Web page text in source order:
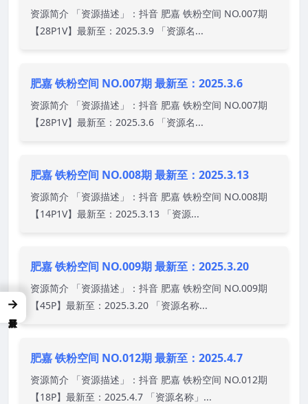
资源简介 「资源描述」：抖音 肥嘉 铁粉空间 NO.007期
【28P1V】最新至：2025.3.9 「资源名...
肥嘉 铁粉空间 NO.007期 最新至：2025.3.6
资源简介 「资源描述」：抖音 肥嘉 铁粉空间 NO.007期
【28P1V】最新至：2025.3.6 「资源名...
肥嘉 铁粉空间 NO.008期 最新至：2025.3.13
资源简介 「资源描述」：抖音 肥嘉 铁粉空间 NO.008期
【14P1V】最新至：2025.3.13 「资源...
肥嘉 铁粉空间 NO.009期 最新至：2025.3.20
资源简介 「资源描述」：抖音 肥嘉 铁粉空间 NO.009期
【45P】最新至：2025.3.20 「资源名称...
肥嘉 铁粉空间 NO.012期 最新至：2025.4.7
资源简介 「资源描述」：抖音 肥嘉 铁粉空间 NO.012期
【18P】最新至：2025.4.7 「资源名称」...
→